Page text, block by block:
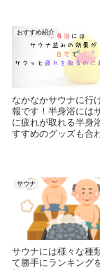
おすすめ紹介
なかなかサウナに行
報です！半身浴には
に疲れが取れる半身
すすめのグッズも合
サウナ
サウナには様々な種
て勝手にランキング